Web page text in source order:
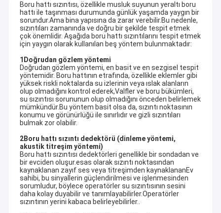
Boru hattı sızıntısı, özellikle musluk suyunun yeraltı boru
hattı ile taşınması durumunda günlük yaşamda yaygın bir
sorundur.Ama bina yapısına da zarar verebilir.Bu nedenle,
sızıntıları zamanında ve doğru bir şekilde tespit etmek
çok önemlidir. Aşağıda boru hattı sızıntılarını tespit etmek
için yaygın olarak kullanılan beş yöntem bulunmaktadır:
1Doğrudan gözlem yöntemi
Doğrudan gözlem yöntemi, en basit ve en sezgisel tespit
yöntemidir. Boru hattının etrafında, özellikle eklemler gibi
yüksek riskli noktalarda su izlerinin veya ıslak alanların
olup olmadığını kontrol ederek,Valfler ve boru bükümleri,
su sızıntısı sorununun olup olmadığını önceden belirlemek
mümkündür.Bu yöntem basit olsa da, sızıntı noktasının
konumu ve görünürlüğü ile sınırlıdır ve gizli sızıntıları
bulmak zor olabilir.
2Boru hattı sızıntı dedektörü (dinleme yöntemi,
akustik titreşim yöntemi)
Boru hattı sızıntısı dedektörleri genellikle bir sondadan ve
bir evciden oluşur.esas olarak sızıntı noktasından
kaynaklanan zayıf ses veya titreşimden kaynaklananEv
sahibi, bu sinyallerin güçlendirilmesi ve işlenmesinden
sorumludur, böylece operatörler su sızıntısının sesini
daha kolay duyabilir ve tanımlayabilirler.Operatörler
sızıntının yerini kabaca belirleyebilirler..